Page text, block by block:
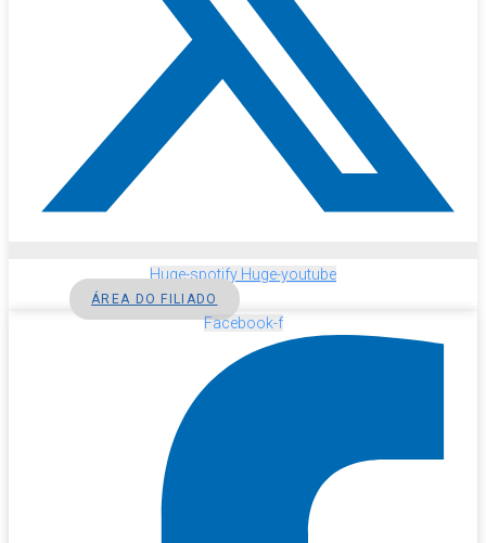
Huge-spotify Huge-youtube
ÁREA DO FILIADO
Facebook-f